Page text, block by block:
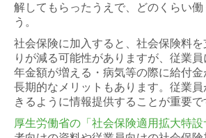
解してもらったうえで、どのくらい働
う。
社会保険に加入すると、社会保険料
りが減る可能性がありますが、従業
年金額が増える・病気等の際に給付
長期的なメリットもあります。従業
きるように情報提供することが重要で
厚生労働省の「社会保険適用拡大特設